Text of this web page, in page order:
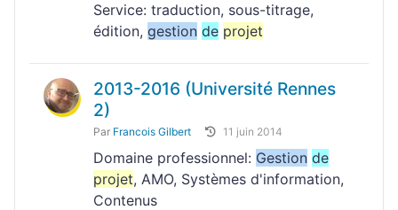
Service: traduction, sous-titrage,
édition, gestion de projet
2013-2016 (Université Rennes
2)
Par Francois Gilbert 11 juin 2014
Domaine professionnel: Gestion de
projet, AMO, Systèmes d'information,
Contenus